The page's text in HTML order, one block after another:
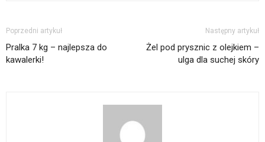
Poprzedni artykuł
Pralka 7 kg – najlepsza do
kawalerki!
Następny artykuł
Żel pod prysznic z olejkiem –
ulga dla suchej skóry